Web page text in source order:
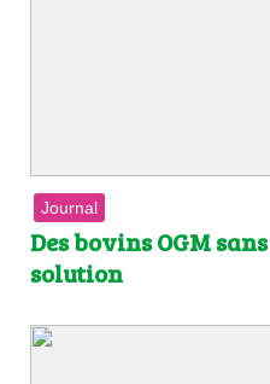
Journal
Des bovins OGM
solution